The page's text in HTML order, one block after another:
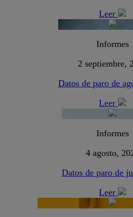
Leer
Informes
2 septiembre,
Datos de paro de
Leer
Informes
4 agosto,
Datos de paro de
Leer